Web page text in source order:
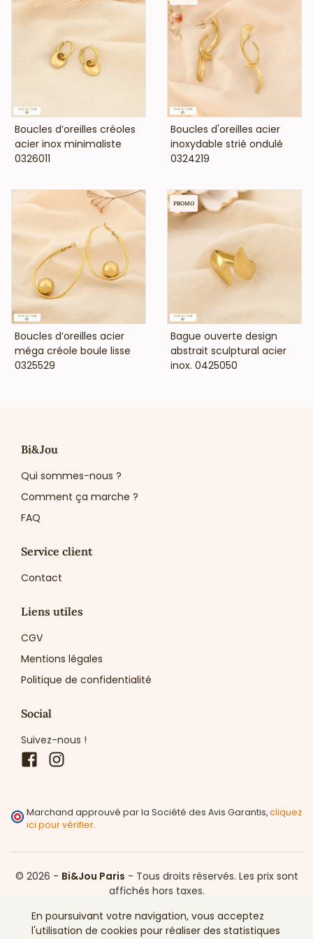
VOIR LE PRIX
Boucles d’oreilles créoles
acier inox minimaliste
0326011
VOIR LE PRIX
Boucles d'oreilles acier
inoxydable strié ondulé
0324219
VOIR LE PRIX
Boucles d’oreilles acier
méga créole boule lisse
0325529
VOIR LE PRIX
Bague ouverte design
abstrait sculptural acier
inox. 0425050
PROMO
Bi&Jou
Qui sommes-nous ?
Comment ça marche ?
FAQ
Service client
Contact
Liens utiles
CGV
Mentions légales
Politique de confidentialité
Social
Suivez-nous !
Facebook
Marchand approuvé par la Société des Avis Garantis,cliquez
ici pour vérifier.
© 2026 - Bi&Jou Paris - Tous droits réservés. Les prix sont
affichés hors taxes.
En poursuivant votre navigation, vous acceptez
l'utilisation de cookies pour réaliser des statistiques